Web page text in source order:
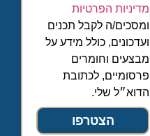
מדיניות הפרטיות
ומסכים/ה לקבל תכנים
ועדכונים, כולל מידע על
מבצעים וחומרים
פרסומיים, לכתובת
הדוא״ל שלי.
הצטרפו